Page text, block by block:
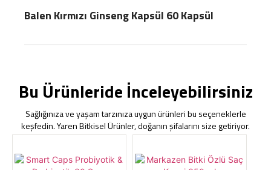
Balen Kırmızı Ginseng Kapsül 60 Kapsül
Bu Ürünleride İnceleyebilirsiniz
Sağlığınıza ve yaşam tarzınıza uygun ürünleri bu seçeneklerle
keşfedin. Yaren Bitkisel Ürünler, doğanın şifalarını size getiriyor.